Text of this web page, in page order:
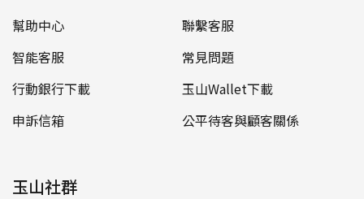
幫助中心
聯繫客服
智能客服
常見問題
行動銀行下載
玉山Wallet下載
申訴信箱
公平待客與顧客關係
玉山社群